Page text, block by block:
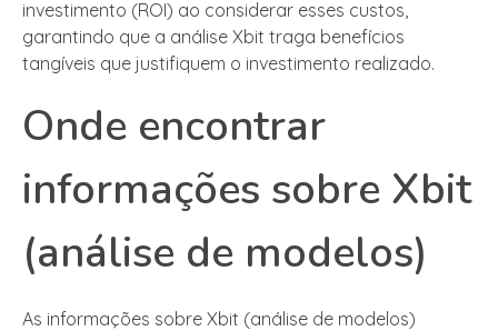
investimento (ROI) ao considerar esses custos,
garantindo que a análise Xbit traga benefícios
tangíveis que justifiquem o investimento realizado.
Onde encontrar
informações sobre Xbit
(análise de modelos)
As informações sobre Xbit (análise de modelos)